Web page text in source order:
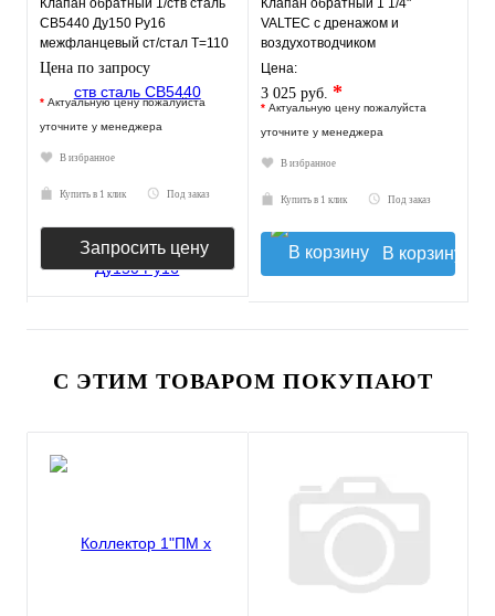
Клапан обратный 1/ств сталь
CB5440 Ду150 Ру16
межфланцевый ст/стал T=110
Tecofi CB5440-0150
Цена по запросу
* Актуальную цену пожалуйста
уточните у менеджера
В избранное
Купить в 1 клик Под заказ
Запросить цену
Клапан обратный 1 1/4"
VALTEC c дренажом и
воздухотводчиком
Цена:
3 025 руб. *
* Актуальную цену пожалуйста
уточните у менеджера
В избранное
Купить в 1 клик Под заказ
В корзину
С ЭТИМ ТОВАРОМ ПОКУПАЮТ